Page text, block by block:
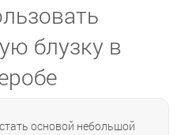
блузку в
основой небольшой